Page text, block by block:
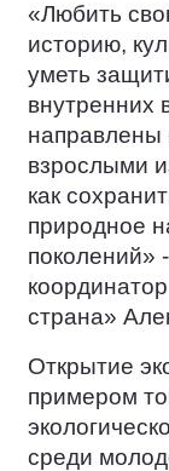
«Любить
историю,
уметь
внутренних
направлены
взрослыми
как
природное
поколений»
страна»
Открытие
примером
среди